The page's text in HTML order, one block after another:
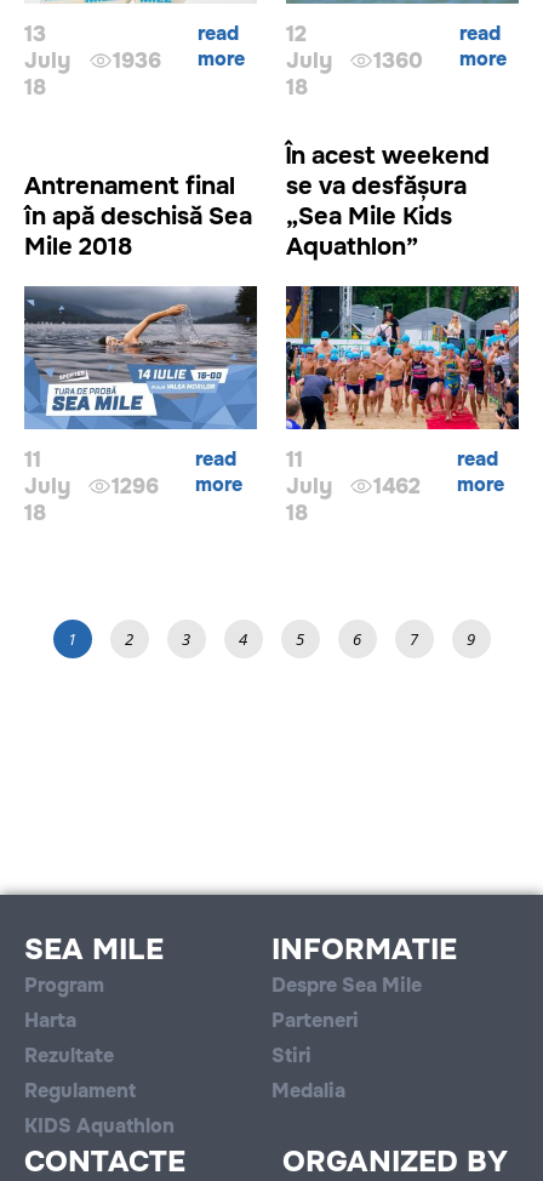
13
July
18
1936
read
more
12
July
18
1360
read
more
Antrenament final
în apă deschisă Sea
Mile 2018
11
July
18
1296
read
more
În acest weekend
se va desfășura
„Sea Mile Kids
Aquathlon”
11
July
18
1462
read
more
1 2 3 4 5 6 7 9
SEA MILE
Program
Harta
Rezultate
Regulament
KIDS Aquathlon
INFORMATIE
Despre Sea Mile
Parteneri
Stiri
Medalia
CONTACTE ORGANIZED BY